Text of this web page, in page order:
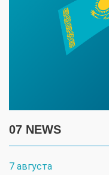
07 NEWS
7 августа